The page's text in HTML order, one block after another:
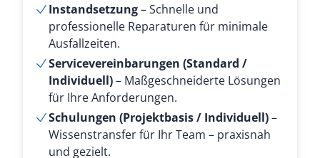
Instandsetzung– Schnelle und
professionelle Reparaturen für minimale
Ausfallzeiten.
Servicevereinbarungen (Standard /
Individuell)– Maßgeschneiderte Lösungen
für Ihre Anforderungen.
Schulungen (Projektbasis / Individuell)–
Wissenstransfer für Ihr Team – praxisnah
und gezielt.